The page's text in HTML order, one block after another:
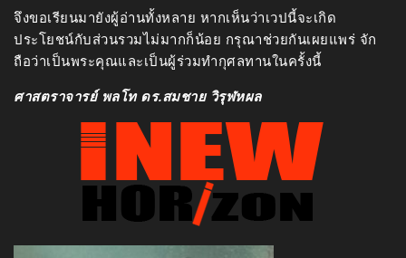
จึงขอเรียนมายังผู้อ่านทั้งหลาย หากเห็นว่าเวปนี้จะเกิด
ประโยชน์กับส่วนรวมไม่มากก็น้อย กรุณาช่วยกันเผยแพร่ จัก
ถือว่าเป็นพระคุณและเป็นผู้ร่วมทำกุศลทานในครั้งนี้
ศาสตราจารย์ พลโท ดร.สมชาย วิรุฬหผล